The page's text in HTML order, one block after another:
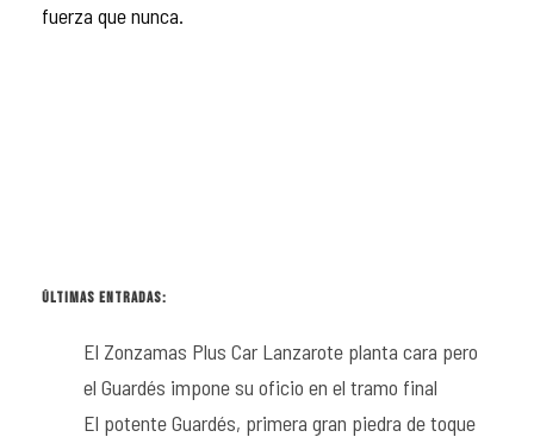
fuerza que nunca.
ÚLTIMAS ENTRADAS:
El Zonzamas Plus Car Lanzarote planta cara pero
el Guardés impone su oficio en el tramo final
El potente Guardés, primera gran piedra de toque